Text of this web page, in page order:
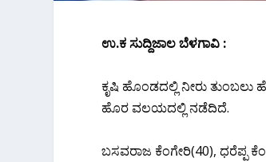
ಉ.ಕ ಸುದ್ದಿಜಾಲ ಬೆಳಗಾವಿ :
ಕೃಷಿ ಹೊಂಡದಲ್ಲಿ ನೀರು
ಹೊರ ವಲಯದಲ್ಲಿ ನಡೆದಿದೆ.
ಬಸವರಾಜ ಕೆಂಗೇರಿ(40), ಧರೆಪ್ಪ